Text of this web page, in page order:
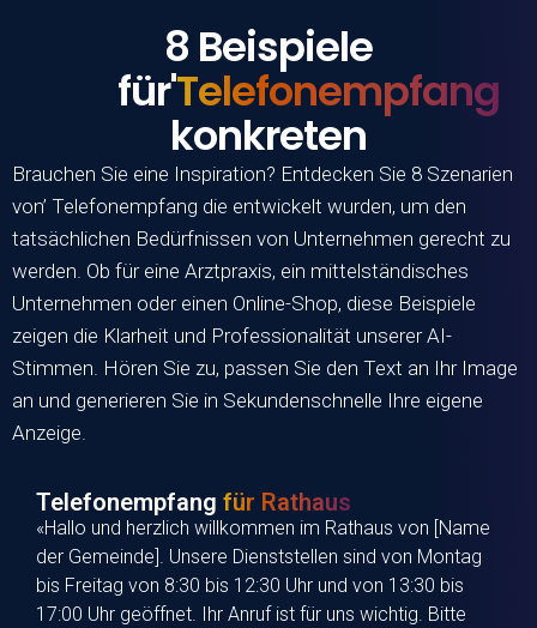
8 Beispiele
für'Telefonempfang
konkreten
Brauchen Sie eine Inspiration? Entdecken Sie 8 Szenarien
von’ Telefonempfang die entwickelt wurden, um den
tatsächlichen Bedürfnissen von Unternehmen gerecht zu
werden. Ob für eine Arztpraxis, ein mittelständisches
Unternehmen oder einen Online-Shop, diese Beispiele
zeigen die Klarheit und Professionalität unserer AI-
Stimmen. Hören Sie zu, passen Sie den Text an Ihr Image
an und generieren Sie in Sekundenschnelle Ihre eigene
Anzeige.
Telefonempfang für Rathaus
«Hallo und herzlich willkommen im Rathaus von [Name
der Gemeinde]. Unsere Dienststellen sind von Montag
bis Freitag von 8:30 bis 12:30 Uhr und von 13:30 bis
17:00 Uhr geöffnet. Ihr Anruf ist für uns wichtig. Bitte